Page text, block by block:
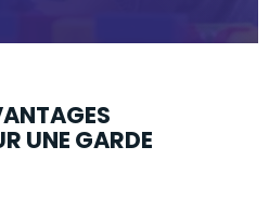
UNE GARDE